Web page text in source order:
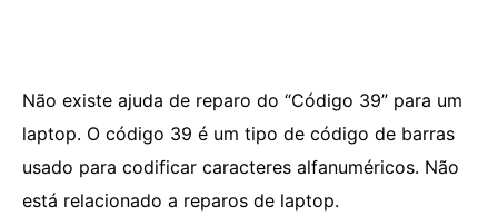
Não existe ajuda de reparo do “Código 39” para um
laptop. O código 39 é um tipo de código de barras
usado para codificar caracteres alfanuméricos. Não
está relacionado a reparos de laptop.